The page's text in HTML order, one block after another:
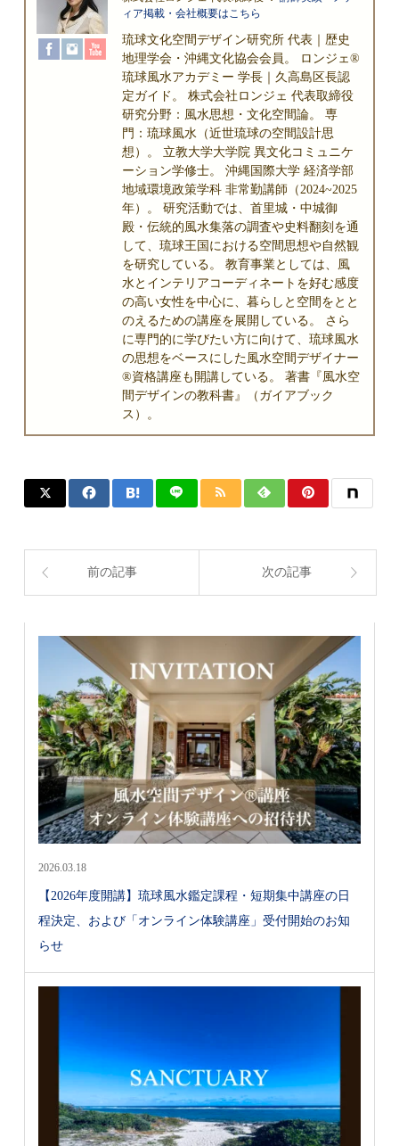
ィア掲載・会社概要はこちら
琉球文化空間デザイン研究所 代表｜歴史
地理学会・沖縄文化協会会員。 ロンジェ®
琉球風水アカデミー 学長｜久高島区長認
定ガイド。 株式会社ロンジェ 代表取締役
研究分野：風水思想・文化空間論。 専
門：琉球風水（近世琉球の空間設計思
想）。 立教大学大学院 異文化コミュニケ
ーション学修士。 沖縄国際大学 経済学部
地域環境政策学科 非常勤講師（2024~2025
年）。 研究活動では、首里城・中城御
殿・伝統的風水集落の調査や史料翻刻を通
して、琉球王国における空間思想や自然観
を研究している。 教育事業としては、風
水とインテリアコーディネートを好む感度
の高い女性を中心に、暮らしと空間をとと
のえるための講座を展開している。 さら
に専門的に学びたい方に向けて、琉球風水
の思想をベースにした風水空間デザイナー
®資格講座も開講している。 著書『風水空
間デザインの教科書』（ガイアブック
ス）。
前の記事 次の記事
2026.03.18
【2026年度開講】琉球風水鑑定課程・短期集中講座の日
程決定、および「オンライン体験講座」受付開始のお知
らせ